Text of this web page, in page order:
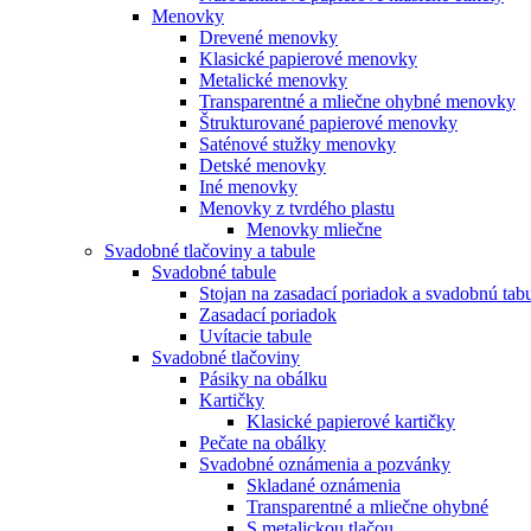
Menovky
Drevené menovky
Klasické papierové menovky
Metalické menovky
Transparentné a mliečne ohybné menovky
Štrukturované papierové menovky
Saténové stužky menovky
Detské menovky
Iné menovky
Menovky z tvrdého plastu
Menovky mliečne
Svadobné tlačoviny a tabule
Svadobné tabule
Stojan na zasadací poriadok a svadobnú
Zasadací poriadok
Uvítacie tabule
Svadobné tlačoviny
Pásiky na obálku
Kartičky
Klasické papierové kartičky
Pečate na obálky
Svadobné oznámenia a pozvánky
Skladané oznámenia
Transparentné a mliečne ohybné